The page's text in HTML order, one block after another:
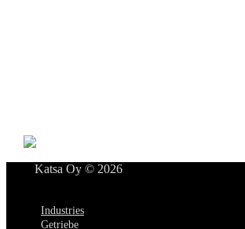
Katsa Oy © 2026
Industries
Getriebe